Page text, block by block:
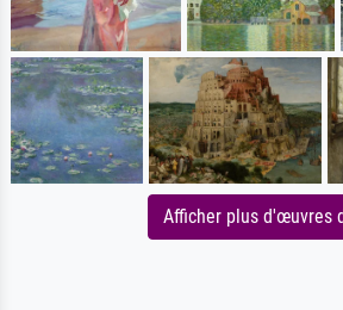
Afficher plus d'œuvres